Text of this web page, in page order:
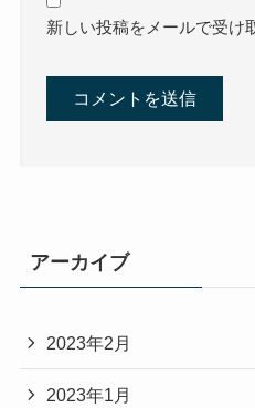
新しい投稿をメールで受け
アーカイブ
2023年2月
2023年1月